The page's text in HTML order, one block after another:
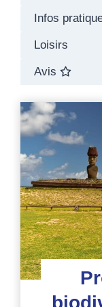
Infos
Loisirs
Avis